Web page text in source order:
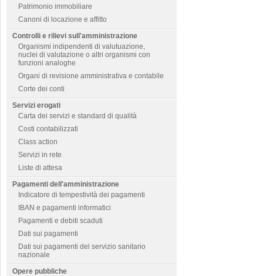
Patrimonio immobiliare
Canoni di locazione e affitto
Controlli e rilievi sull'amministrazione
Organismi indipendenti di valutuazione,
nuclei di valutazione o altri organismi con
funzioni analoghe
Organi di revisione amministrativa e contabile
Corte dei conti
Servizi erogati
Carta dei servizi e standard di qualità
Costi contabilizzati
Class action
Servizi in rete
Liste di attesa
Pagamenti dell'amministrazione
Indicatore di tempestività dei pagamenti
IBAN e pagamenti informatici
Pagamenti e debiti scaduti
Dati sui pagamenti
Dati sui pagamenti del servizio sanitario
nazionale
Opere pubbliche